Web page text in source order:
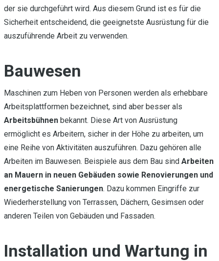
der sie durchgeführt wird. Aus diesem Grund ist es für die
Sicherheit entscheidend, die geeignetste Ausrüstung für die
auszuführende Arbeit zu verwenden.
Bauwesen
Maschinen zum Heben von Personen werden als erhebbare
Arbeitsplattformen bezeichnet, sind aber besser als
Arbeitsbühnen bekannt. Diese Art von Ausrüstung
ermöglicht es Arbeitern, sicher in der Höhe zu arbeiten, um
eine Reihe von Aktivitäten auszuführen. Dazu gehören alle
Arbeiten im Bauwesen. Beispiele aus dem Bau sind Arbeiten
an Mauern in neuen Gebäuden sowie Renovierungen und
energetische Sanierungen. Dazu kommen Eingriffe zur
Wiederherstellung von Terrassen, Dächern, Gesimsen oder
anderen Teilen von Gebäuden und Fassaden.
Installation und Wartung in